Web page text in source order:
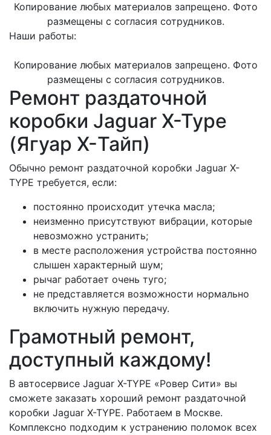
Копирование любых материалов запрещено. Фото
размещены с согласия сотрудников.
Наши работы:
Копирование любых материалов запрещено. Фото
размещены с согласия сотрудников.
Ремонт раздаточной
коробки Jaguar X-Type
(Ягуар X-Тайп)
Обычно ремонт раздаточной коробки Jaguar X-
TYPE требуется, если:
постоянно происходит утечка масла;
неизменно присутствуют вибрации, которые
невозможно устранить;
в месте расположения устройства постоянно
слышен характерный шум;
рычаг работает очень туго;
не представляется возможности нормально
включить нужную передачу.
Грамотный ремонт,
доступный каждому!
В автосервисе Jaguar X-TYPE «Ровер Сити» вы
сможете заказать хороший ремонт раздаточной
коробки Jaguar X-TYPE. Работаем в Москве.
Комплексно подходим к устранению поломок всех